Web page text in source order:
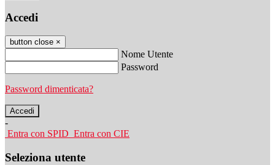
Accedi
button close ×
Nome Utente
Password
Password dimenticata?
-
Entra con SPID Entra con CIE
Seleziona utente